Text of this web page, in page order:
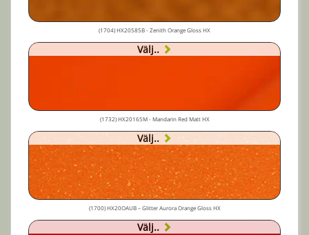
(1704) HX20585B - Zenith Orange Gloss HX
Välj..
(1732) HX20165M - Mandarin Red Matt HX
Välj..
(1700) HX20OAUB – Glitter Aurora Orange Gloss HX
Välj..